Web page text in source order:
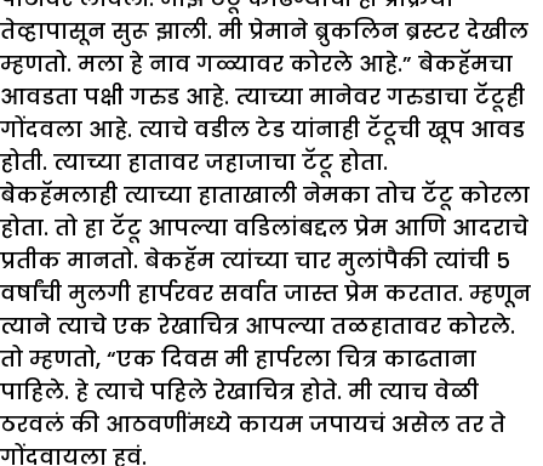
तेव्हापासून सुरू झाली. मी प्रेमाने ब्रुकलिन ब्रस्टर देखील
म्हणतो. मला हे नाव गळ्यावर कोरले आहे.” बेकहॅमचा
आवडता पक्षी गरुड आहे. त्‍याच्‍या मानेवर गरुडाचा टॅटूही
गोंदवला आहे. त्याचे वडील टेड यांनाही टॅटूची खूप आवड
होती. त्याच्या हातावर जहाजाचा टॅटू होता.
बेकहॅमलाही त्याच्या हाताखाली नेमका तोच टॅटू कोरला
होता. तो हा टॅटू आपल्या वडिलांबद्दल प्रेम आणि आदराचे
प्रतीक मानतो. बेकहॅम त्यांच्या चार मुलांपैकी त्यांची 5
वर्षांची मुलगी हार्परवर सर्वात जास्त प्रेम करतात. म्हणून
त्याने त्याचे एक रेखाचित्र आपल्या तळहातावर कोरले.
तो म्हणतो, “एक दिवस मी हार्परला चित्र काढताना
पाहिले. हे त्याचे पहिले रेखाचित्र होते. मी त्याच वेळी
ठरवलं की आठवणींमध्ये कायम जपायचं असेल तर ते
गोंदवायला हवं.